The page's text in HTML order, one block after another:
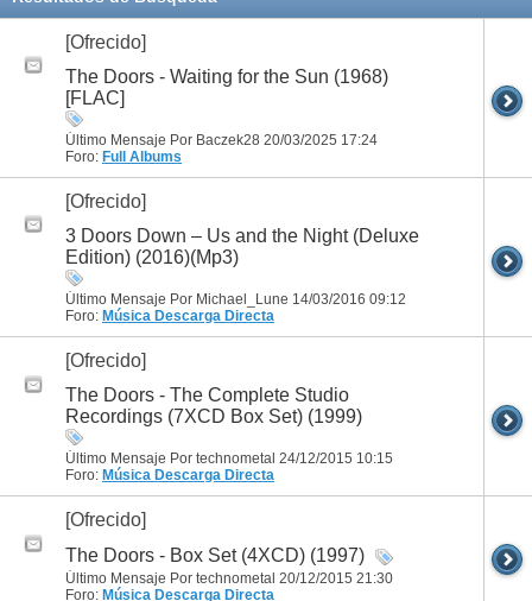
[Ofrecido]
The Doors - Waiting for the Sun (1968)
[FLAC]
Último Mensaje Por Baczek28 20/03/2025 17:24
Foro: Full Albums
[Ofrecido]
3 Doors Down – Us and the Night (Deluxe
Edition) (2016)(Mp3)
Último Mensaje Por Michael_Lune 14/03/2016 09:12
Foro: Música Descarga Directa
[Ofrecido]
The Doors - The Complete Studio
Recordings (7XCD Box Set) (1999)
Último Mensaje Por technometal 24/12/2015 10:15
Foro: Música Descarga Directa
[Ofrecido]
The Doors - Box Set (4XCD) (1997)
Último Mensaje Por technometal 20/12/2015 21:30
Foro: Música Descarga Directa